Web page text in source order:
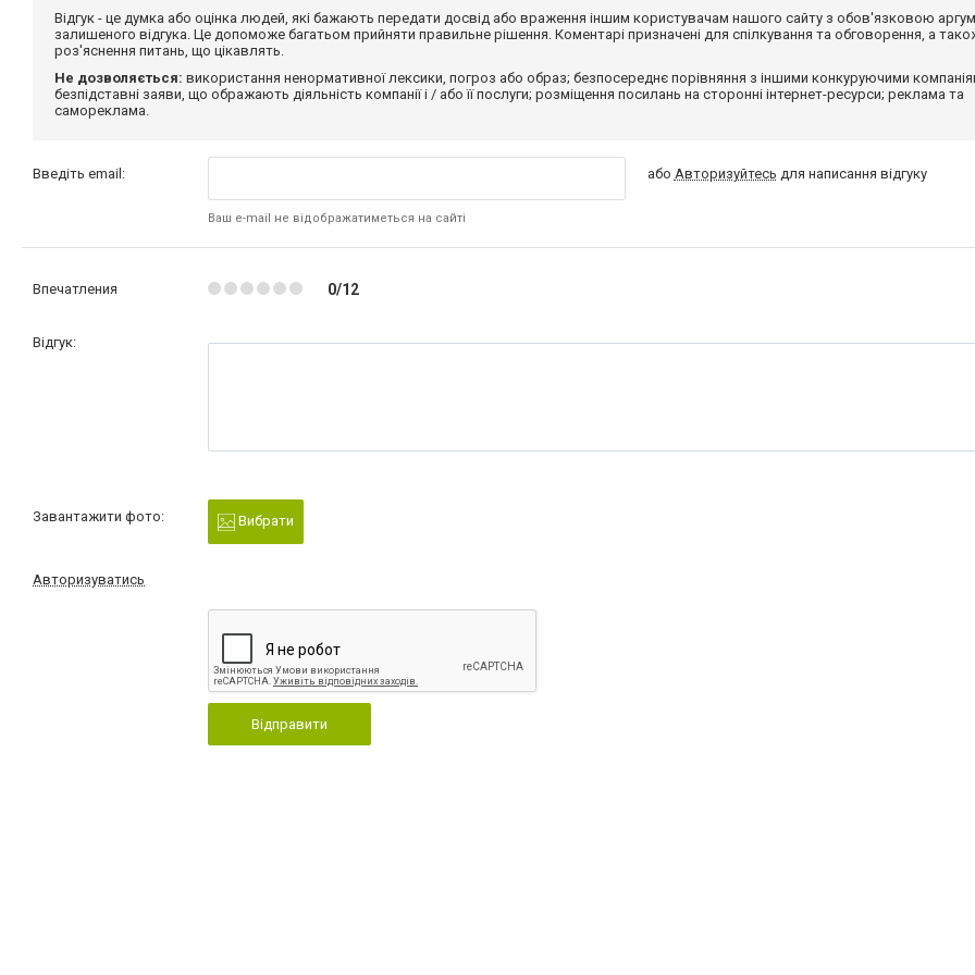
Відгук - це думка або оцінка людей, які бажають передати досвід або враження іншим користувачам нашого сайту з обов'язковою
залишеного відгука. Це допоможе багатьом прийняти правильне рішення. Коментарі призначені для спілкування та обговорення, а
роз'яснення питань, що цікавлять.
Не дозволяється: використання ненормативної лексики, погроз або образ; безпосереднє порівняння з іншими конкуруючими
безпідставні заяви, що ображають діяльність компанії і / або її послуги; розміщення посилань на сторонні інтернет-ресурси; реклама та
самореклама.
Введіть email:
Ваш e-mail не відображатиметься на сайті
або Авторизуйтесь для написання відгуку
Впечатления 0/12
Відгук:
Завантажити фото: Вибрати
Авторизуватись
Відправити